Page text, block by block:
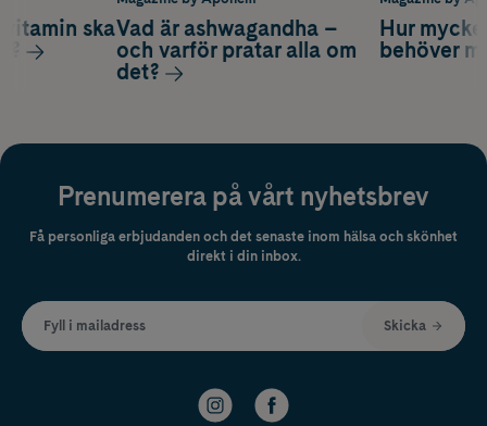
Hur
behöver
skaVad är ashwagandha –
och varför pratar alla om
det?
Prenumerera på vårt nyhetsbrev
Få personliga erbjudanden och det senaste inom hälsa och skönhet
direkt i din inbox.
Fyll i mailadress Skicka